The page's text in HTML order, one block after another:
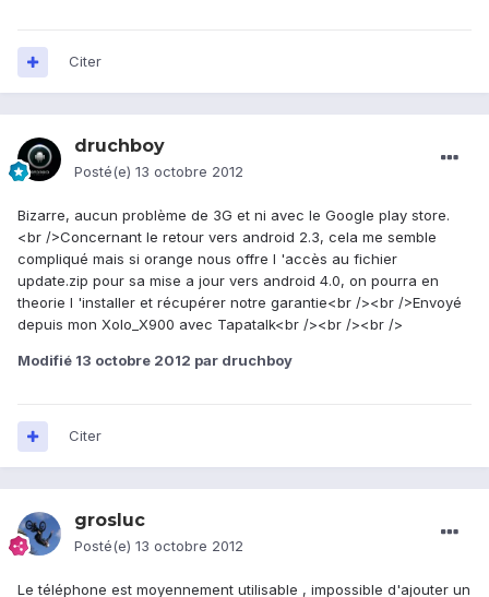
Citer
druchboy
Posté(e) 13 octobre 2012
Bizarre, aucun problème de 3G et ni avec le Google play store.
<br />Concernant le retour vers android 2.3, cela me semble
compliqué mais si orange nous offre l 'accès au fichier
update.zip pour sa mise a jour vers android 4.0, on pourra en
theorie l 'installer et récupérer notre garantie<br /><br />Envoyé
depuis mon Xolo_X900 avec Tapatalk<br /><br /><br />
Modifié 13 octobre 2012 par druchboy
Citer
grosluc
Posté(e) 13 octobre 2012
Le téléphone est moyennement utilisable , impossible d'ajouter un